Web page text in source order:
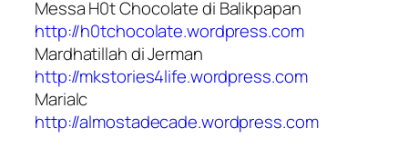
Messa H0t Chocolate di Balikpapan
http://h0tchocolate.wordpress.com
Mardhatillah di Jerman
http://mkstories4life.wordpress.com
Marialc
http://almostadecade.wordpress.com